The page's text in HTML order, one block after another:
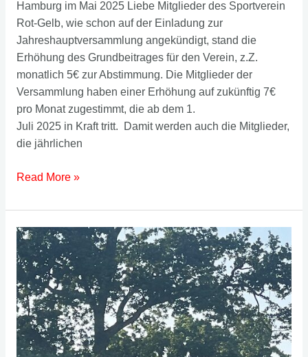
Hamburg im Mai 2025 Liebe Mitglieder des Sportverein
Rot-Gelb, wie schon auf der Einladung zur
Jahreshauptversammlung angekündigt, stand die
Erhöhung des Grundbeitrages für den Verein, z.Z.
monatlich 5€ zur Abstimmung. Die Mitglieder der
Versammlung haben einer Erhöhung auf zukünftig 7€
pro Monat zugestimmt, die ab dem 1.
Juli 2025 in Kraft tritt. Damit werden auch die Mitglieder,
die jährlichen
Erhöhung
Grundbeitrages
ab
01.07.2025
Read More »